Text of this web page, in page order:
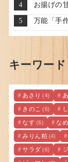
お揚げの
万能「手
キーワード
あさり (4)
きのこ (6)
なす (6) な
みりん粕 (4)
サラダ (6)